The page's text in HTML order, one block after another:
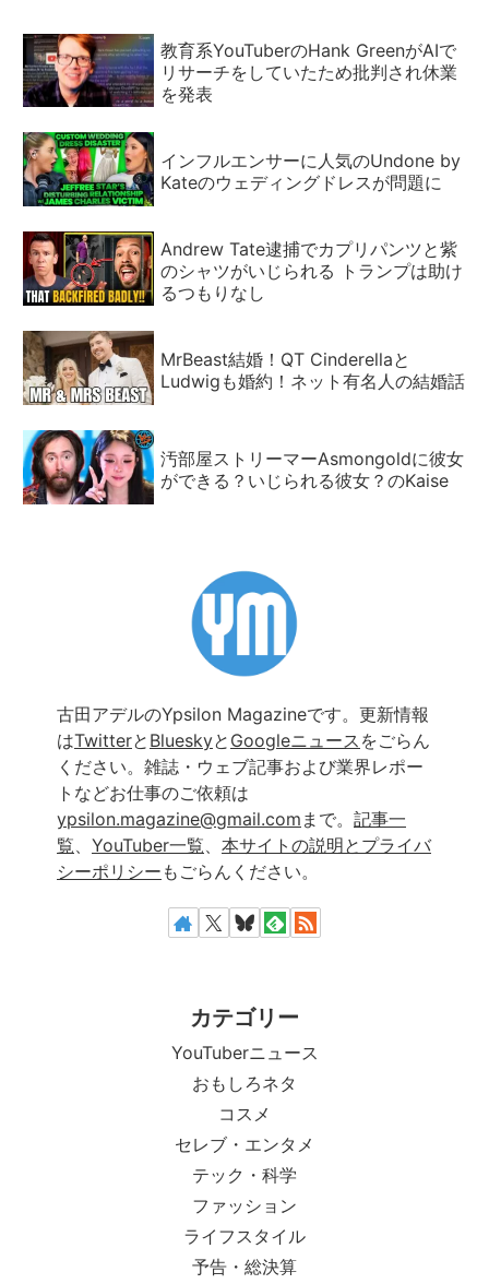
教育系YouTuberのHank GreenがAIで
リサーチをしていたため批判され休業
を発表
インフルエンサーに人気のUndone by
Kateのウェディングドレスが問題に
Andrew Tate逮捕でカプリパンツと紫
のシャツがいじられる トランプは助け
るつもりなし
MrBeast結婚！QT Cinderellaと
Ludwigも婚約！ネット有名人の結婚話
汚部屋ストリーマーAsmongoldに彼女
ができる？いじられる彼女？のKaise
古田アデルのYpsilon Magazineです。更新情報
はTwitterと Blueskyと Googleニュース をごらん
ください。雑誌・ウェブ記事および業界レポー
トなどお仕事のご依頼は
ypsilon.magazine@gmail.com まで。 記事一
覧
YouTuber一覧
本サイトの説明とプライバ
シーポリシー もごらんください。
カテゴリー
YouTuberニュース
おもしろネタ
コスメ
セレブ・エンタメ
テック・科学
ファッション
ライフスタイル
予告・総決算